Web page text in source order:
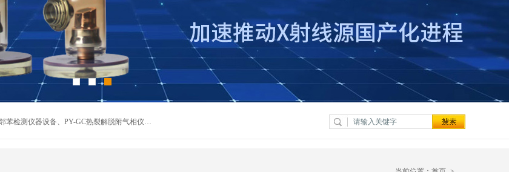
深圳曼瑞特科技有限公司是一家专业从事X光管维修X射线管、Rohs2.0邻苯检测仪器设备、PY-GC热裂解脱附气相仪和气相色谱光谱仪器、天瑞仪器探测器、高压电源等产品的维修出租的企业。本公司以客户至上为宗旨，以专注、专一、专业的精神为您提供安全、经济的技术服务。